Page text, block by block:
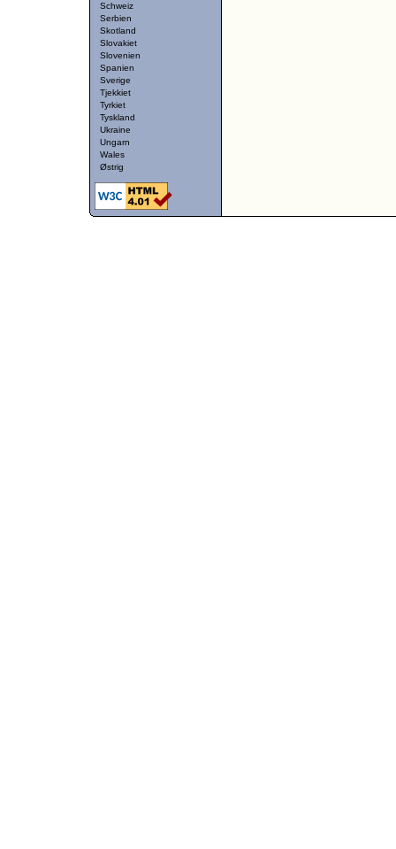
Schweiz
Serbien
Skotland
Slovakiet
Slovenien
Spanien
Sverige
Tjekkiet
Tyrkiet
Tyskland
Ukraine
Ungarn
Wales
Østrig